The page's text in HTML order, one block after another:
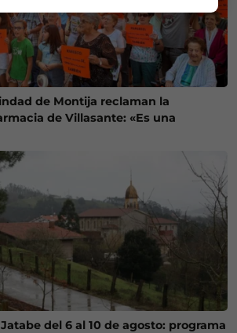
de Montija reclaman la
de Villasante: «Es una
del 6 al 10 de agosto: programa